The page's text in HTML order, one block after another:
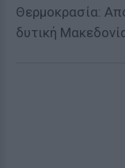
Θερμοκρασία:
δυτική